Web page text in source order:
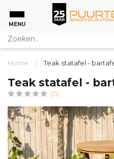
MENU
Home / Teak statafel -
Teak statafel -
(0)